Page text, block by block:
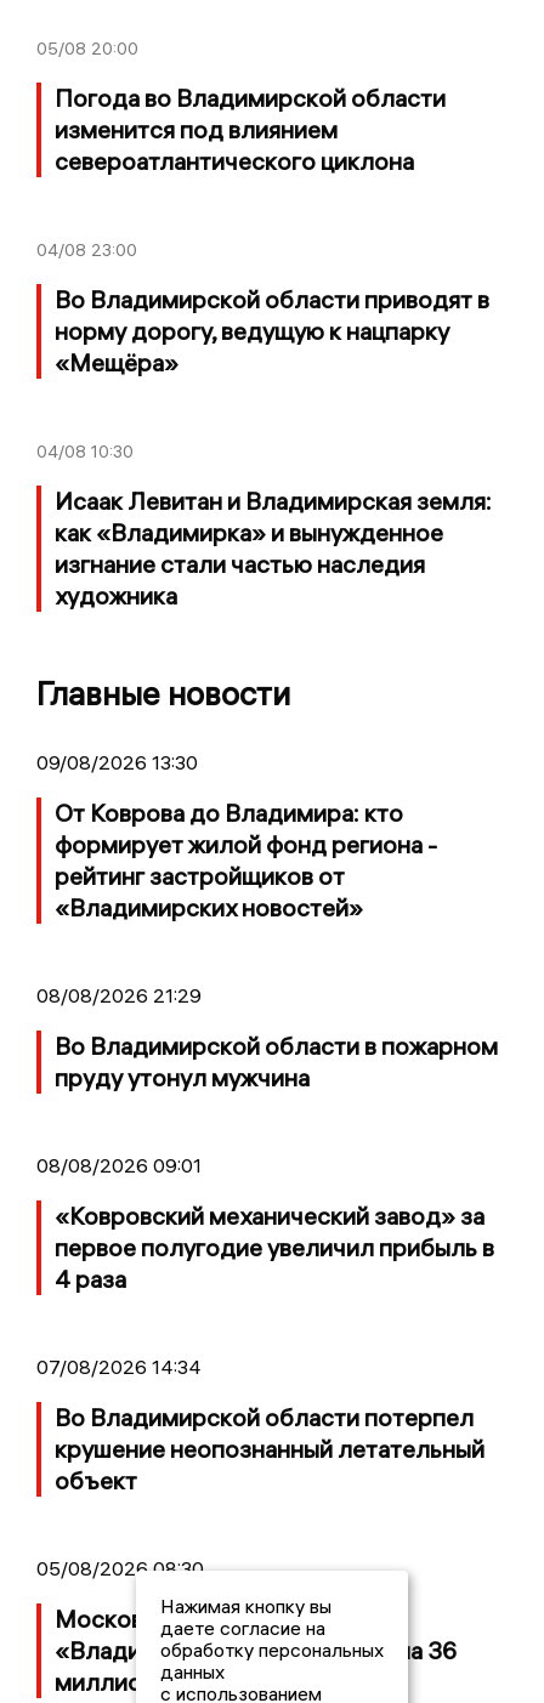
05/08 20:00
Погода во Владимирской области
изменится под влиянием
североатлантического циклона
04/08 23:00
Во Владимирской области приводят в
норму дорогу, ведущую к нацпарку
«Мещёра»
04/08 10:30
Исаак Левитан и Владимирская земля:
как «Владимирка» и вынужденное
изгнание стали частью наследия
художника
Главные новости
09/08/2026 13:30
От Коврова до Владимира: кто
формирует жилой фонд региона -
рейтинг застройщиков от
«Владимирских новостей»
08/08/2026 21:29
Во Владимирской области в пожарном
пруду утонул мужчина
08/08/2026 09:01
«Ковровский механический завод» за
первое полугодие увеличил прибыль в
4 раза
07/08/2026 14:34
Во Владимирской области потерпел
крушение неопознанный летательный
объект
05/08/2026 08:30
Московский ЧОП подал иск к
«Владимирскому стандарту» на 36
миллионов рублей
Нажимая кнопку вы
даете согласие на
обработку персональных
данных
с использованием